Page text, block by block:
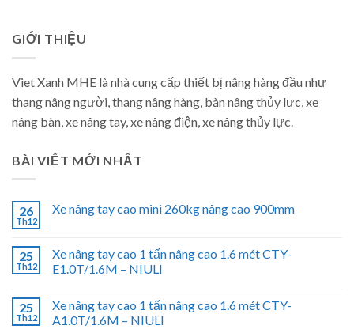
GIỚI THIỆU
Viet Xanh MHE là nhà cung cấp thiết bị nâng hàng đầu như
thang nâng người, thang nâng hàng, bàn nâng thủy lực, xe
nâng bàn, xe nâng tay, xe nâng điện, xe nâng thủy lực.
BÀI VIẾT MỚI NHẤT
26
Th12
Xe nâng tay cao mini 260kg nâng cao 900mm
25
Th12
Xe nâng tay cao 1 tấn nâng cao 1.6 mét CTY-
E1.0T/1.6M – NIULI
25
Th12
Xe nâng tay cao 1 tấn nâng cao 1.6 mét CTY-
A1.0T/1.6M – NIULI